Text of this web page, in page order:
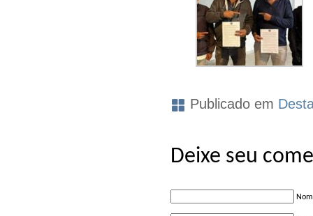
Publicado em
Deixe seu